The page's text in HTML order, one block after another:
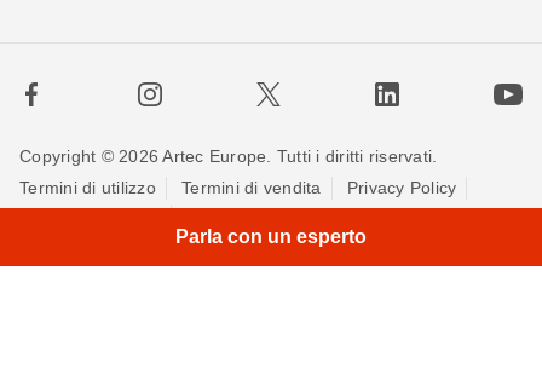
Copyright © 2026 Artec Europe. Tutti i diritti riservati.
Termini di utilizzo
Termini di vendita
Privacy Policy
Parla con un esperto